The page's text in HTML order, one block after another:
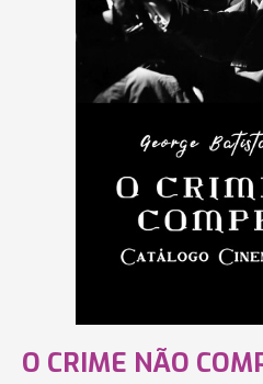
O CRIME NÃO